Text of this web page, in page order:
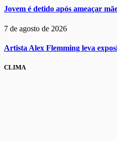
Jovem é detido após ameaçar
7 de agosto de 2026
Artista Alex Flemming leva
CLIMA